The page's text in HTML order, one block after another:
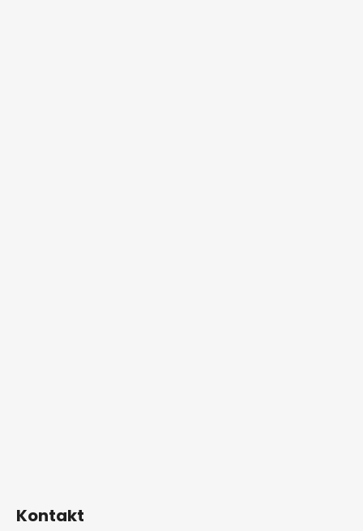
Kontakt